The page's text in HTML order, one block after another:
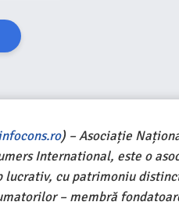
) – Asociație
International, este o
lucrativ, cu patrimoniu
– membră